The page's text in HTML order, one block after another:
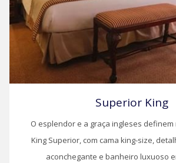
Superior King
O esplendor e a graça ingleses
King Superior, com cama king-size,
aconchegante e banheiro luxuoso